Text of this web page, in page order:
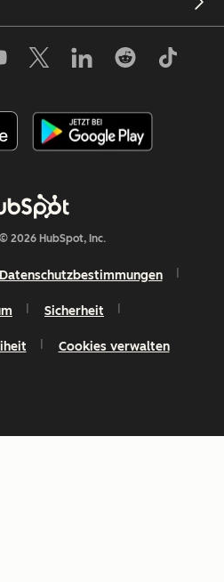
2026 HubSpot, Inc.
Datenschutzbestimmungen
Sicherheit
Cookies verwalten